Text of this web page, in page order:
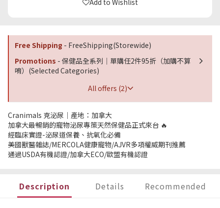
Add to Wishlist
Free Shipping - FreeShipping(Storewide)
Promotions - 保健品全系列｜單購任2件95折（加購不算
唷）(Selected Categories)
All offers (2)
Cranimals 克泌尿｜產地：加拿大
加拿大最暢銷的寵物泌尿專策天然保健品正式來台 🔥
經臨床實證-泌尿道保養、抗氧化必備
美國獸醫雜誌/MERCOLA健康寵物/AJVR多項權威期刊推薦
通過USDA有機認證/加拿大ECO/歐盟有機認證
Description Details Recommended